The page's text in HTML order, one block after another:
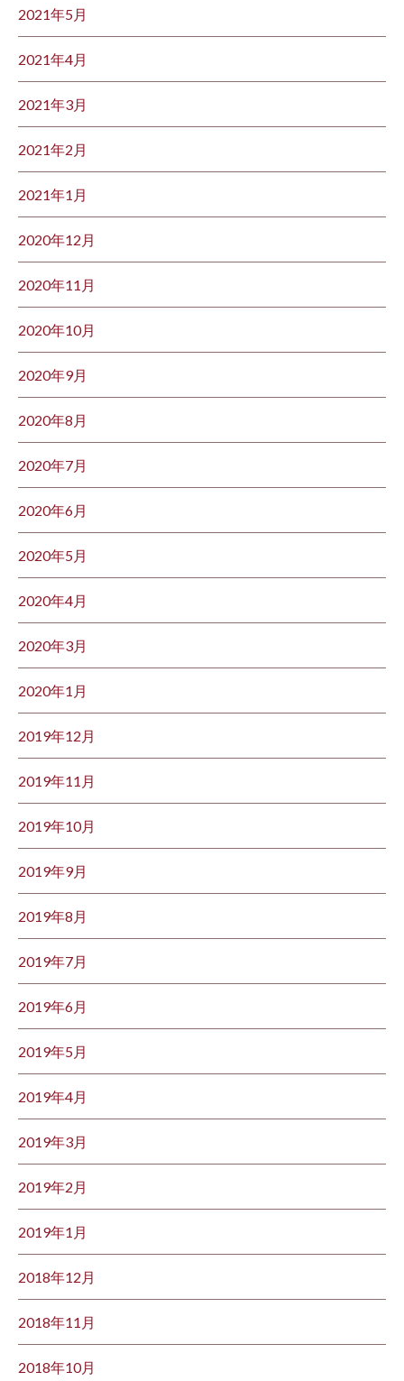
2021年5月
2021年4月
2021年3月
2021年2月
2021年1月
2020年12月
2020年11月
2020年10月
2020年9月
2020年8月
2020年7月
2020年6月
2020年5月
2020年4月
2020年3月
2020年1月
2019年12月
2019年11月
2019年10月
2019年9月
2019年8月
2019年7月
2019年6月
2019年5月
2019年4月
2019年3月
2019年2月
2019年1月
2018年12月
2018年11月
2018年10月